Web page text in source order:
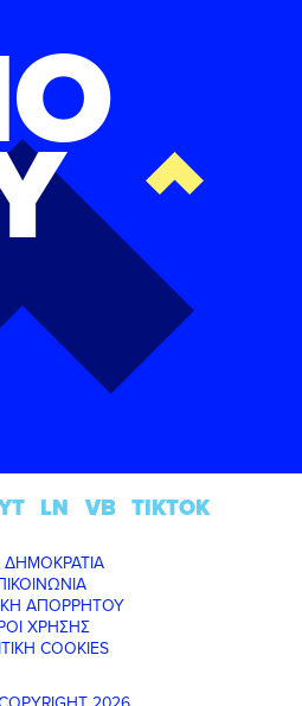
ΑΠΟΡΡΗΤΟΥ
ΧΡΗΣΗΣ
COOKIES
LN VB TIKTOK